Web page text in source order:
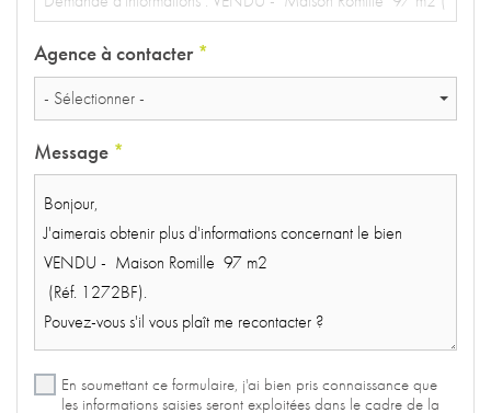
Agence à contacter *
- Sélectionner -
Message *
En soumettant ce formulaire, j'ai bien pris connaissance que
les informations saisies seront exploitées dans le cadre de la